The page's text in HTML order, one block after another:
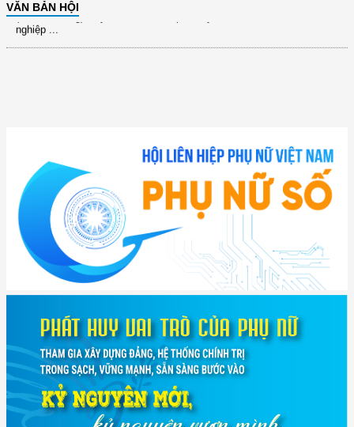
VĂN BẢN HỘI
(2415/QĐ-TTg) Quyết định về việc phê duyệt Đề án Hỗ trợ Phụ nữ khởi
nghiệp ...